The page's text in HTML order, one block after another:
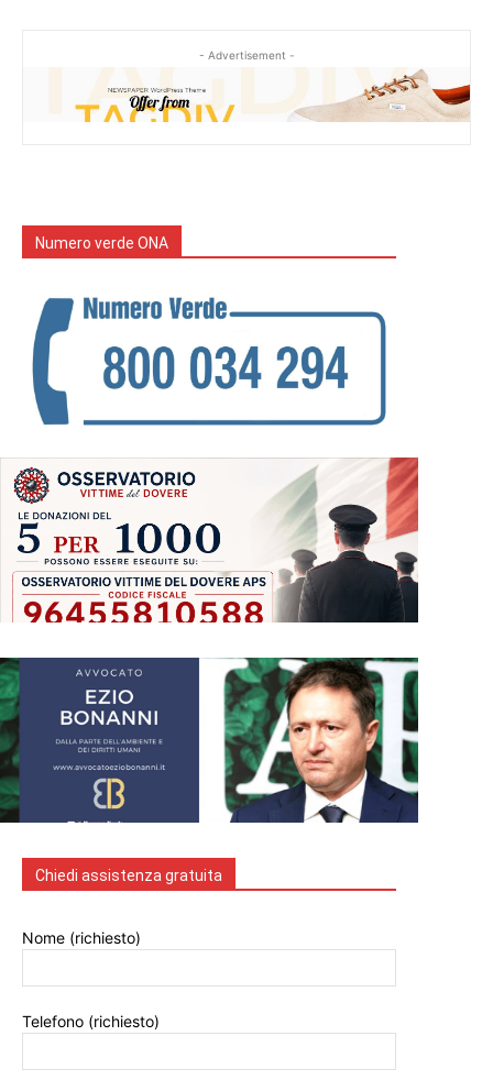
- Advertisement -
Numero verde ONA
Chiedi assistenza gratuita
Nome (richiesto)
Telefono (richiesto)